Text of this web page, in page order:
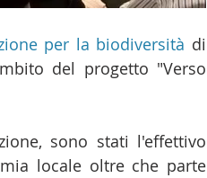
per la biodiversità di
del progetto "Verso
sono stati l'effettivo
locale oltre che parte